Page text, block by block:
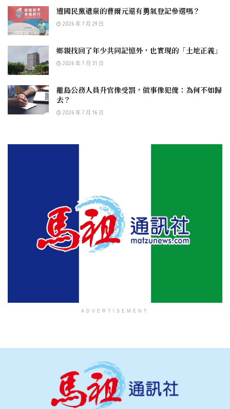
遭國民黨遺棄的曹爾元還有勇氣登記參選嗎？
2026 年 7 月 29 日
鄉親找回了年少共同記憶外，也實現的「土地正義」
2026 年 7 月 31 日
離島公務人員升官像受罰，做事像犯傻：為何不如歸
去？
2026 年 7 月 16 日
ADVERTISEMENT